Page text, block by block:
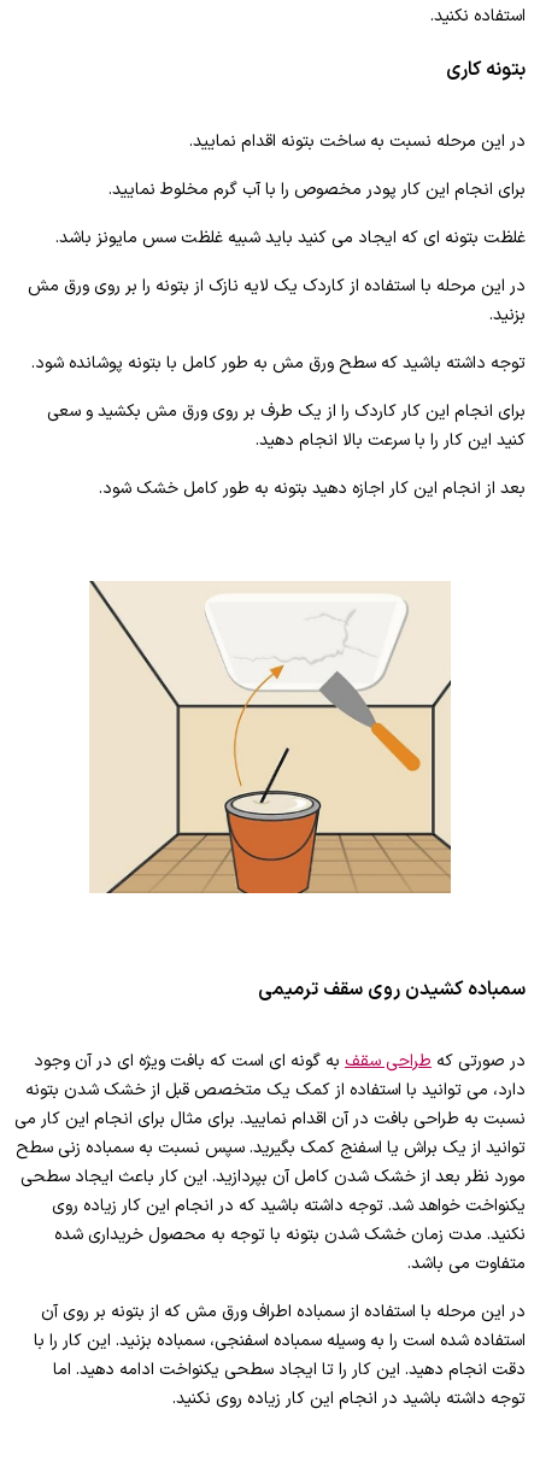
استفاده نکنید.
بتونه کاری
در این مرحله نسبت به ساخت بتونه اقدام نمایید.
برای انجام این کار پودر مخصوص را با آب گرم مخلوط نمایید.
غلظت بتونه ای که ایجاد می کنید باید شبیه غلظت سس مایونز باشد.
در این مرحله با استفاده از کاردک یک لایه نازک از بتونه را بر روی ورق مش
بزنید.
توجه داشته باشید که سطح ورق مش به طور کامل با بتونه پوشانده شود.
برای انجام این کار کاردک را از یک طرف بر روی ورق مش بکشید و سعی
کنید این کار را با سرعت بالا انجام دهید.
بعد از انجام این کار اجازه دهید بتونه به طور کامل خشک شود.
سمباده کشیدن روی سقف ترمیمی
در صورتی که طراحی سقف به گونه ای است که بافت ویژه ای در آن وجود
دارد، می توانید با استفاده از کمک یک متخصص قبل از خشک شدن بتونه
نسبت به طراحی بافت در آن اقدام نمایید. برای مثال برای انجام این کار می
توانید از یک براش یا اسفنج کمک بگیرید. سپس نسبت به سمباده زنی سطح
مورد نظر بعد از خشک شدن کامل آن بپردازید. این کار باعث ایجاد سطحی
یکنواخت خواهد شد. توجه داشته باشید که در انجام این کار زیاده روی
نکنید. مدت زمان خشک شدن بتونه با توجه به محصول خریداری شده
متفاوت می باشد.
در این مرحله با استفاده از سمباده اطراف ورق مش که از بتونه بر روی آن
استفاده شده است را به وسیله سمباده اسفنجی، سمباده بزنید. این کار را با
دقت انجام دهید. این کار را تا ایجاد سطحی یکنواخت ادامه دهید. اما
توجه داشته باشید در انجام این کار زیاده روی نکنید.